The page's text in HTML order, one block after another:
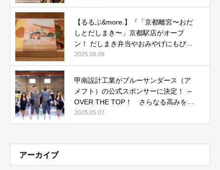
【るるぶ&more.】『「京都離宮〜おだ
しとだしまき〜」京都駅店がオープ
ン！ だしまき弁当やおみやげにもぴっ
たりな人気メニューをご紹介』記事公
開中
2025.08.08
甲南設計工業がブルーサンダース（ア
メフト）の公式スポンサーに決定！ ～
OVER THE TOP！ さらなる高みを目
指して～
2025.05.07
アーカイブ